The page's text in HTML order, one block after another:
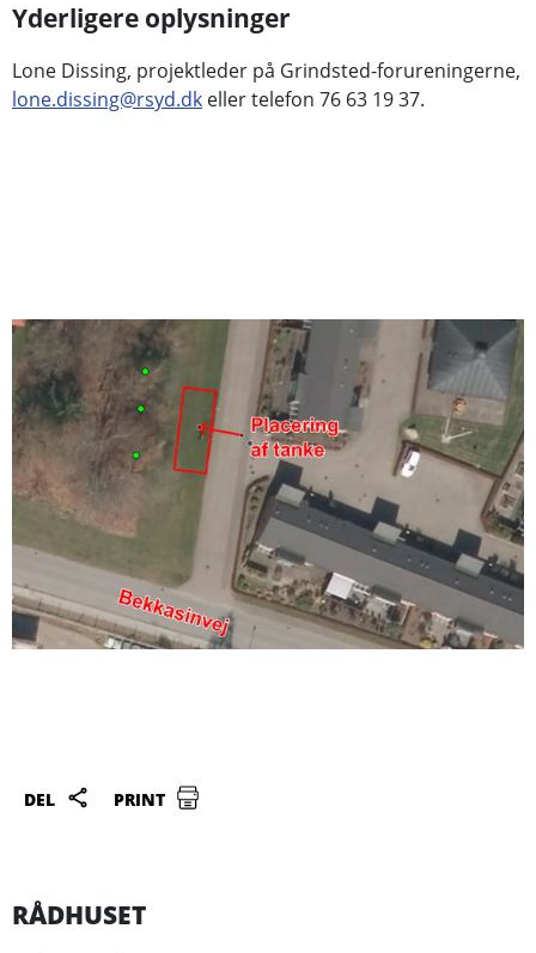
Yderligere oplysninger
Lone Dissing, projektleder på Grindsted-forureningerne,
lone.dissing@rsyd.dk eller telefon 76 63 19 37.
DEL PRINT
RÅDHUSET